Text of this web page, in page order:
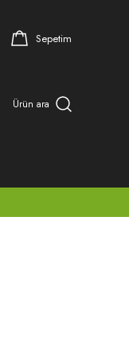
Sepetim
Ürün ara